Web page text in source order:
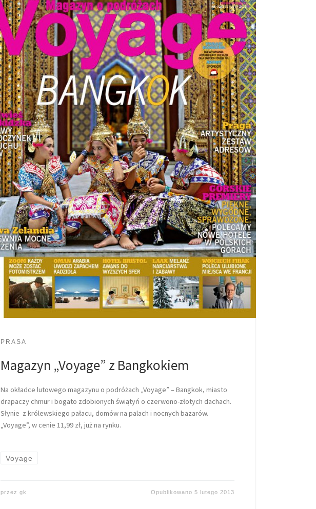
PRASA
Magazyn „Voyage” z Bangkokiem
Na okładce lutowego magazynu o podróżach „Voyage” – Bangkok, miasto
drapaczy chmur i bogato zdobionych świątyń o czerwono-złotych dachach.
Słynie z królewskiego pałacu, domów na palach i nocnych bazarów.
„Voyage”, w cenie 11,99 zł, już na rynku.
Voyage
przez gk Opublikowano 5 lutego 2013